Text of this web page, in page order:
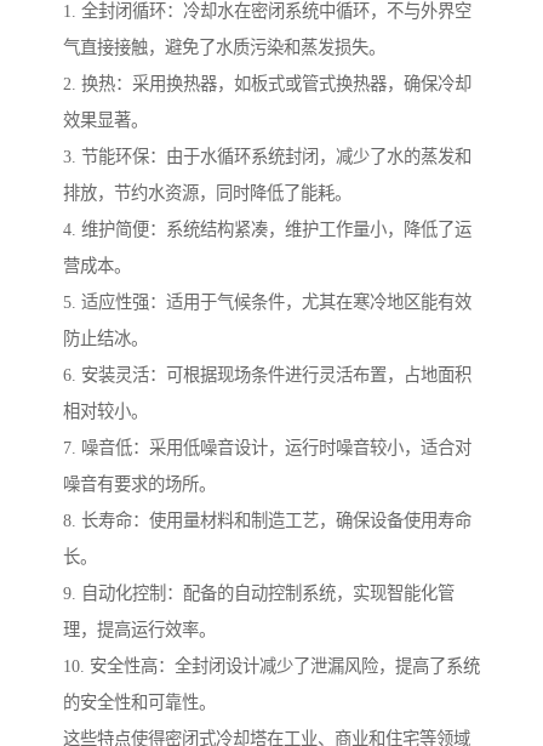
1. 全封闭循环：冷却水在密闭系统中循环，不与外界空
气直接接触，避免了水质污染和蒸发损失。
2. 换热：采用换热器，如板式或管式换热器，确保冷却
效果显著。
3. 节能环保：由于水循环系统封闭，减少了水的蒸发和
排放，节约水资源，同时降低了能耗。
4. 维护简便：系统结构紧凑，维护工作量小，降低了运
营成本。
5. 适应性强：适用于气候条件，尤其在寒冷地区能有效
防止结冰。
6. 安装灵活：可根据现场条件进行灵活布置，占地面积
相对较小。
7. 噪音低：采用低噪音设计，运行时噪音较小，适合对
噪音有要求的场所。
8. 长寿命：使用量材料和制造工艺，确保设备使用寿命
长。
9. 自动化控制：配备的自动控制系统，实现智能化管
理，提高运行效率。
10. 安全性高：全封闭设计减少了泄漏风险，提高了系统
的安全性和可靠性。
这些特点使得密闭式冷却塔在工业、商业和住宅等领域